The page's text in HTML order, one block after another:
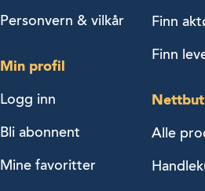
Personvern & vilkår
Min profil
Logg inn
Bli abonnent
Mine favoritter
Finn
Finn
Alle